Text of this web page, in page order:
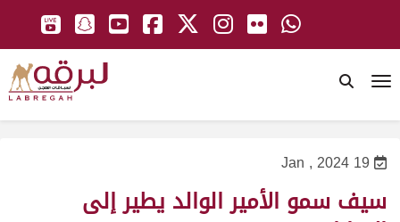
19 Jan , 2024
سيف سمو الأمير الوالد يطير إلى